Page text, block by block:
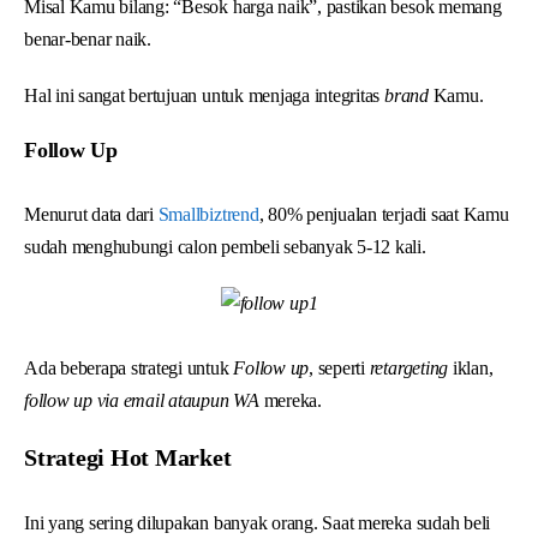
Misal Kamu bilang: “Besok harga naik”, pastikan besok memang
benar-benar naik.
Hal ini sangat bertujuan untuk menjaga integritas brand Kamu.
Follow Up
Menurut data dari Smallbiztrend, 80% penjualan terjadi saat Kamu
sudah menghubungi calon pembeli sebanyak 5-12 kali.
Ada beberapa strategi untuk Follow up, seperti retargeting iklan,
follow up via email ataupun WA mereka.
Strategi Hot Market
Ini yang sering dilupakan banyak orang. Saat mereka sudah beli